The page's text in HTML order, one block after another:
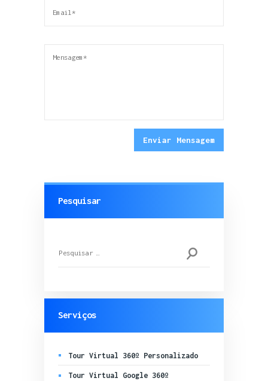
Pesquisar
por:
Serviços
Tour Virtual 360º Personalizado
Tour Virtual Google 360º